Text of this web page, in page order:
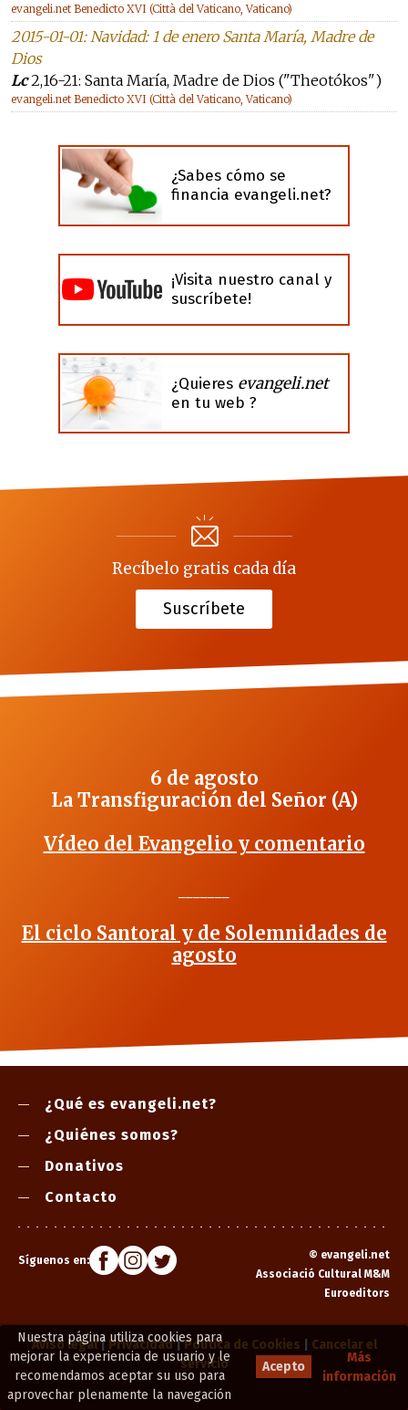
Nuestra página utiliza cookies para
mejorar la experiencia de usuario y le
recomendamos aceptar su uso para
aprovechar plenamente la navegación
Acepto
Más
información
evangeli.net Benedicto XVI (Città del Vaticano, Vaticano)
2015-01-01: Navidad: 1 de enero Santa María, Madre de
Dios
Lc2,16-21: Santa María, Madre de Dios ("Theotókos")
evangeli.net Benedicto XVI (Città del Vaticano, Vaticano)
¿Sabes cómo se
financia evangeli.net?
¡Visita nuestro canal y
suscríbete!
¿Quieres evangeli.net
en tu web ?
Recíbelo gratis cada día
Suscríbete
6 de agosto
La Transfiguración del Señor (A)
Vídeo del Evangelio y comentario
El ciclo Santoral y de Solemnidades de
agosto
¿Qué es evangeli.net?
¿Quiénes somos?
Donativos
Contacto
Síguenos en: © evangeli.net
Associació Cultural M&M
Euroeditors
Aviso legal| Privacidad|Política de Cookies
Cancelar el
servicio